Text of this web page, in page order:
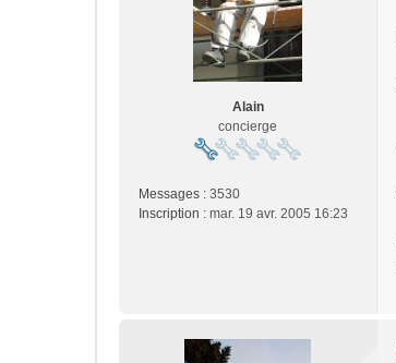
Alain
concierge
Messages : 3530
Inscription : mar. 19 avr. 2005 16:23